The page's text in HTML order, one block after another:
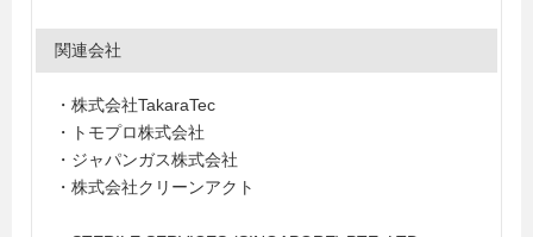
関連会社
・株式会社TakaraTec
・トモプロ株式会社
・ジャパンガス株式会社
・株式会社クリーンアクト